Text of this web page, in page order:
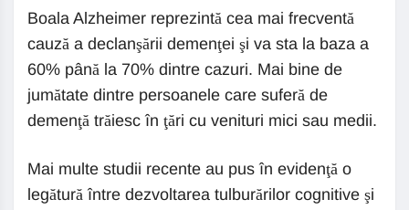
Boala Alzheimer reprezintă cea mai frecventă
cauză a declanşării demenţei şi va sta la baza a
60% până la 70% dintre cazuri. Mai bine de
jumătate dintre persoanele care suferă de
demenţă trăiesc în ţări cu venituri mici sau medii.
Mai multe studii recente au pus în evidenţă o
legătură între dezvoltarea tulburărilor cognitive şi